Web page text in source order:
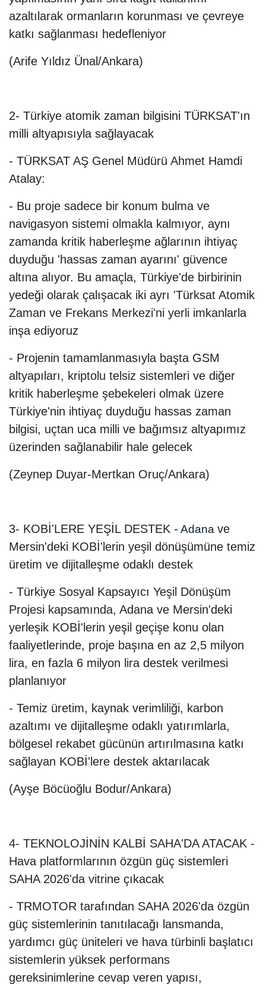
azaltılarak ormanların korunması ve çevreye
katkı sağlanması hedefleniyor
(Arife Yıldız Ünal/Ankara)
2- Türkiye atomik zaman bilgisini TÜRKSAT'ın
milli altyapısıyla sağlayacak
- TÜRKSAT AŞ Genel Müdürü Ahmet Hamdi
Atalay:
- Bu proje sadece bir konum bulma ve
navigasyon sistemi olmakla kalmıyor, aynı
zamanda kritik haberleşme ağlarının ihtiyaç
duyduğu 'hassas zaman ayarını' güvence
altına alıyor. Bu amaçla, Türkiye'de birbirinin
yedeği olarak çalışacak iki ayrı 'Türksat Atomik
Zaman ve Frekans Merkezi'ni yerli imkanlarla
inşa ediyoruz
- Projenin tamamlanmasıyla başta GSM
altyapıları, kriptolu telsiz sistemleri ve diğer
kritik haberleşme şebekeleri olmak üzere
Türkiye'nin ihtiyaç duyduğu hassas zaman
bilgisi, uçtan uca milli ve bağımsız altyapımız
üzerinden sağlanabilir hale gelecek
(Zeynep Duyar-Mertkan Oruç/Ankara)
3- KOBİ'LERE YEŞİL DESTEK - Adana ve
Mersin'deki KOBİ'lerin yeşil dönüşümüne temiz
üretim ve dijitalleşme odaklı destek
- Türkiye Sosyal Kapsayıcı Yeşil Dönüşüm
Projesi kapsamında, Adana ve Mersin'deki
yerleşik KOBİ'lerin yeşil geçişe konu olan
faaliyetlerinde, proje başına en az 2,5 milyon
lira, en fazla 6 milyon lira destek verilmesi
planlanıyor
- Temiz üretim, kaynak verimliliği, karbon
azaltımı ve dijitalleşme odaklı yatırımlarla,
bölgesel rekabet gücünün artırılmasına katkı
sağlayan KOBİ'lere destek aktarılacak
(Ayşe Böcüoğlu Bodur/Ankara)
4- TEKNOLOJİNİN KALBİ SAHA'DA ATACAK -
Hava platformlarının özgün güç sistemleri
SAHA 2026'da vitrine çıkacak
- TRMOTOR tarafından SAHA 2026'da özgün
güç sistemlerinin tanıtılacağı lansmanda,
yardımcı güç üniteleri ve hava türbinli başlatıcı
sistemlerin yüksek performans
gereksinimlerine cevap veren yapısı,